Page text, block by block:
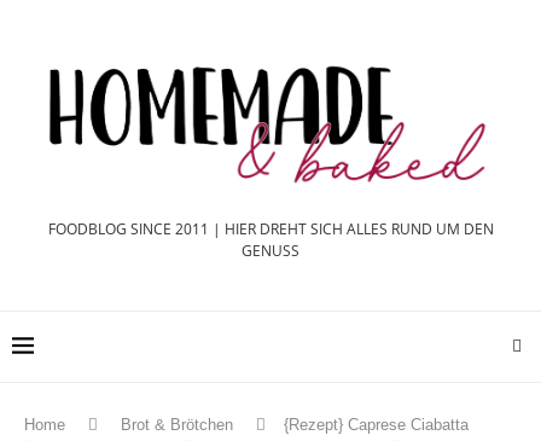
FOODBLOG SINCE 2011 | HIER DREHT SICH ALLES RUND UM DEN
GENUSS
Home Brot & Brötchen
{Rezept} Caprese Ciabatta